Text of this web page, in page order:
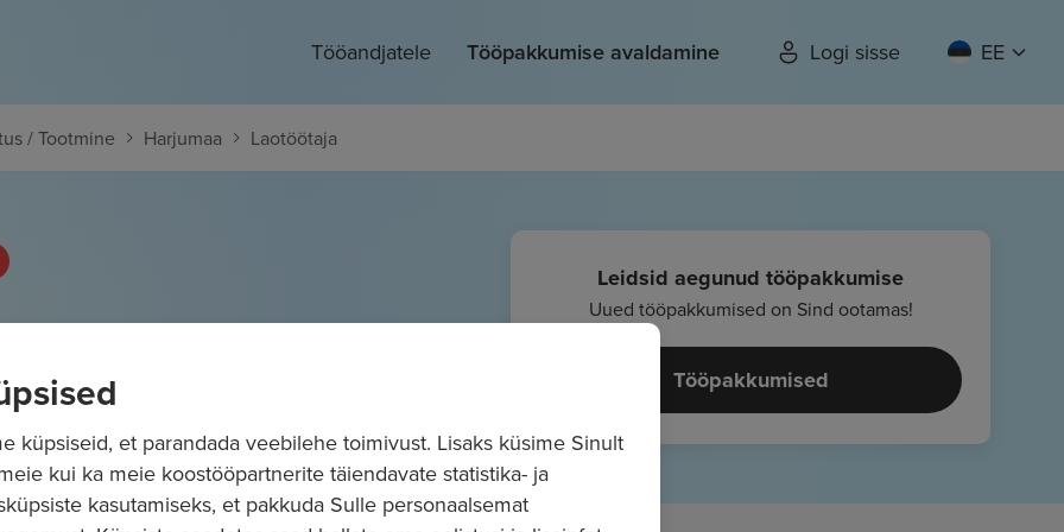
Tööandjatele Tööpakkumise avaldamine Logi sisse EE
/ Tootmine Harjumaa Laotöötaja
€/kuus
Leidsid aegunud tööpakkumise
Uued tööpakkumised on Sind ootamas!
Tööpakkumised
küpsiseid, et parandada veebilehe toimivust. Lisaks küsime Sinult
kui ka meie koostööpartnerite täiendavate statistika- ja
kasutamiseks, et pakkuda Sulle personaalsemat